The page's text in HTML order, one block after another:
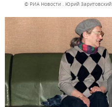
© РИА Новости . Юрий Заритовский